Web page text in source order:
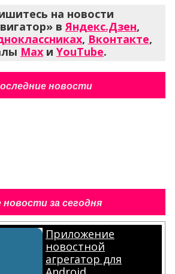
на новости
в Яндекс.Дзен,
, Вконтакте,
Max и YouTube.
новости
новости за сегодня
Приложение
новостной
агрегатор для